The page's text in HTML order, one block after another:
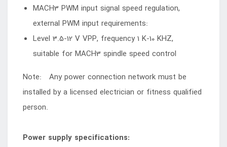
MACH3 PWM input signal speed regulation,
external PWM input requirements:
Level 3.5-12 V VPP, frequency 1 K-10 KHZ,
suitable for MACH3 spindle speed control
Note: Any power connection network must be
installed by a licensed electrician or fitness qualified
person.
Power supply specifications: